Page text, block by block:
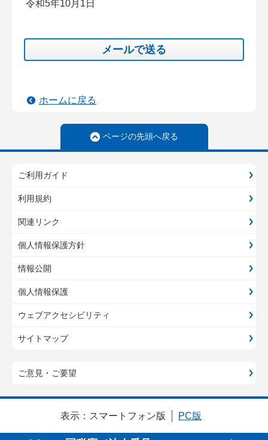
令和5年10月1日
メールで送る
ホームに戻る
ページの先頭へ戻る
ご利用ガイド
利用規約
関連リンク
個人情報保護方針
情報公開
個人情報保護
ウェブアクセシビリティ
サイトマップ
ご意見・ご要望
表示： スマートフォン版 PC版